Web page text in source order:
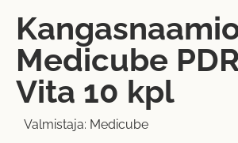
Medicube
Vita 10 kpl
Valmistaja: Medicube